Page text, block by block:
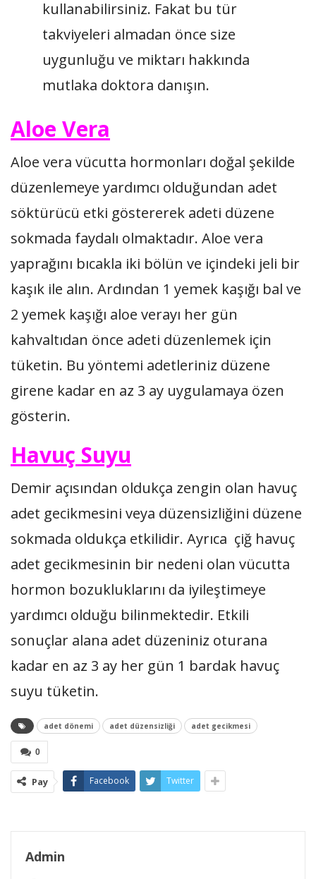
kullanabilirsiniz. Fakat bu tür
takviyeleri almadan önce size
uygunluğu ve miktarı hakkında
mutlaka doktora danışın.
Aloe Vera
Aloe vera vücutta hormonları doğal şekilde
düzenlemeye yardımcı olduğundan adet
söktürücü etki göstererek adeti düzene
sokmada faydalı olmaktadır. Aloe vera
yaprağını bıcakla iki bölün ve içindeki jeli bir
kaşık ile alın. Ardından 1 yemek kaşığı bal ve
2 yemek kaşığı aloe verayı her gün
kahvaltıdan önce adeti düzenlemek için
tüketin. Bu yöntemi adetleriniz düzene
girene kadar en az 3 ay uygulamaya özen
gösterin.
Havuç Suyu
Demir açısından oldukça zengin olan havuç
adet gecikmesini veya düzensizliğini düzene
sokmada oldukça etkilidir. Ayrıca çiğ havuç
adet gecikmesinin bir nedeni olan vücutta
hormon bozukluklarını da iyileştimeye
yardımcı olduğu bilinmektedir. Etkili
sonuçlar alana adet düzeniniz oturana
kadar en az 3 ay her gün 1 bardak havuç
suyu tüketin.
adet dönemi adet düzensizliği adet gecikmesi
0
Pay Facebook Twitter
Admin